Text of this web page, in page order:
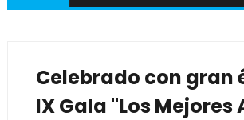
Celebrado con gran
IX Gala "Los Mejores